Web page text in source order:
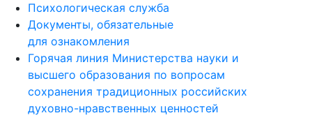
Психологическая служба
Документы, обязательные
для ознакомления
Горячая линия Министерства науки и
высшего образования по вопросам
сохранения традиционных российских
духовно-нравственных ценностей